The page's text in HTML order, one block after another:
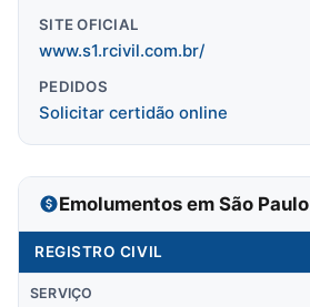
SITE OFICIAL
www.s1.rcivil.com.br/
PEDIDOS
Solicitar certidão online
Emolumentos em São Paulo
REGISTRO CIVIL
SERVIÇO